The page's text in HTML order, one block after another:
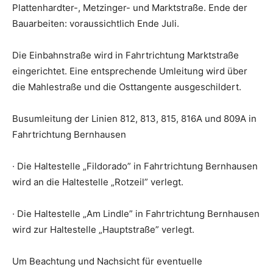
Plattenhardter-, Metzinger- und Marktstraße. Ende der
Bauarbeiten: voraussichtlich Ende Juli.
Die Einbahnstraße wird in Fahrtrichtung Marktstraße
eingerichtet. Eine entsprechende Umleitung wird über
die Mahlestraße und die Osttangente ausgeschildert.
Busumleitung der Linien 812, 813, 815, 816A und 809A in
Fahrtrichtung Bernhausen
· Die Haltestelle „Fildorado” in Fahrtrichtung Bernhausen
wird an die Haltestelle „Rotzeil” verlegt.
· Die Haltestelle „Am Lindle” in Fahrtrichtung Bernhausen
wird zur Haltestelle „Hauptstraße” verlegt.
Um Beachtung und Nachsicht für eventuelle